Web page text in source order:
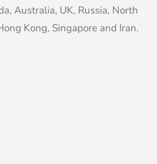
Australia, UK, Russia, North
Kong, Singapore and Iran.